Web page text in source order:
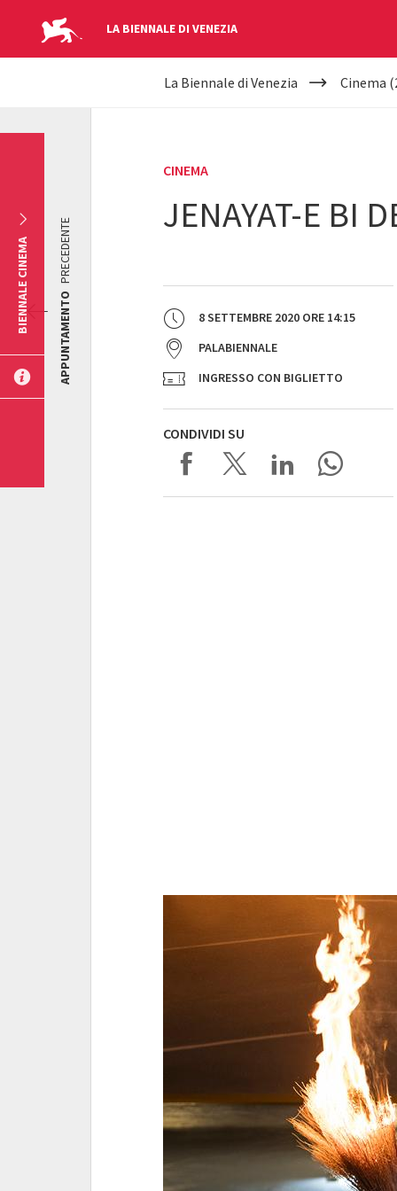
LA BIENNALE DI VENEZIA
YOUR
La Biennale di Venezia Cinema
CINEMA
JENAYAT-E BI
8 SETTEMBRE 2020 ORE 14:15
PALABIENNALE
INGRESSO CON BIGLIETTO
CONDIVIDI SU
APPUNTAMENTO
PRECEDENTE
BIENNALE CINEMA